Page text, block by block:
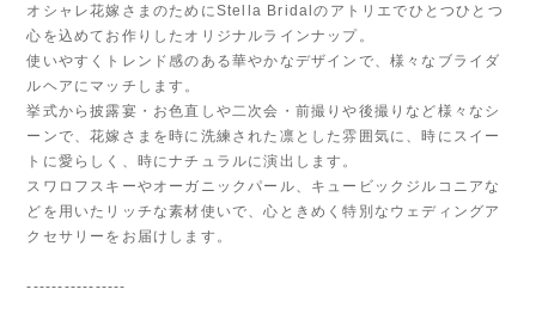
オシャレ花嫁さまのためにStella Bridalのアトリエでひとつひとつ
心を込めてお作りしたオリジナルラインナップ。
使いやすくトレンド感のある華やかなデザインで、様々なブライダ
ルヘアにマッチします。
挙式から披露宴・お色直しや二次会・前撮りや後撮りなど様々なシ
ーンで、花嫁さまを時に洗練された凛とした雰囲気に、時にスイー
トに愛らしく、時にナチュラルに演出します。
スワロフスキーやオーガニックパール、キュービックジルコニアな
どを用いたリッチな素材使いで、心ときめく特別なウェディングア
クセサリーをお届けします。
----------------